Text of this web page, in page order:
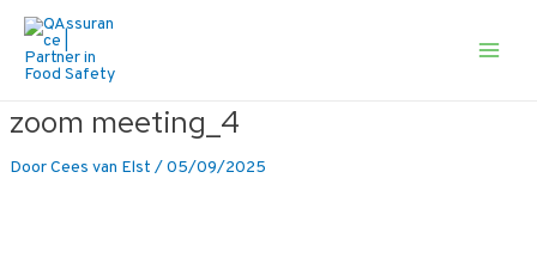
naar
zoom meeting_4
DoorCees van Elst /05/09/2025